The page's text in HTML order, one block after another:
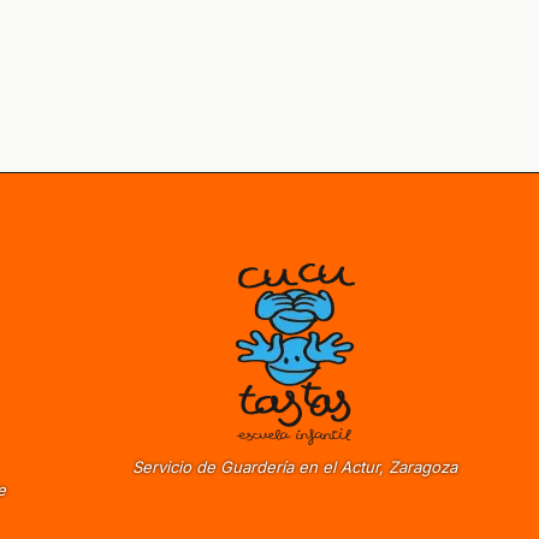
Servicio de Guardería en el Actur, Zaragoza